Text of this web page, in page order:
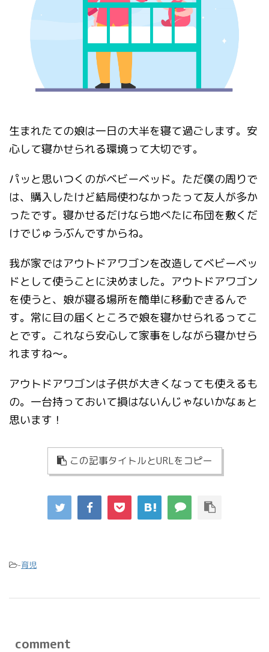
生まれたての娘は一日の大半を寝て過ごします。安
心して寝かせられる環境って大切です。
パッと思いつくのがベビーベッド。ただ僕の周りで
は、購入したけど結局使わなかったって友人が多か
ったです。寝かせるだけなら地べたに布団を敷くだ
けでじゅうぶんですからね。
我が家ではアウトドアワゴンを改造してベビーベッ
ドとして使うことに決めました。アウトドアワゴン
を使うと、娘が寝る場所を簡単に移動できるんで
す。常に目の届くところで娘を寝かせられるってこ
とです。これなら安心して家事をしながら寝かせら
れますね～。
アウトドアワゴンは子供が大きくなっても使えるも
の。一台持っておいて損はないんじゃないかなぁと
思います！
この記事タイトルとURLをコピー
-育児
comment